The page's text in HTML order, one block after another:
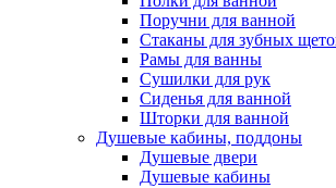
Поручни для ванной
Стаканы для зубных
Рамы для ванны
Сушилки для рук
Сиденья для ванной
Шторки для ванной
Душевые кабины, поддоны
Душевые двери
Душевые кабины